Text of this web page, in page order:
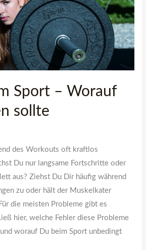
Sport – Worauf
sollte
des Workouts oft kraftlos
Du nur langsame Fortschritte oder
aus? Ziehst Du Dir häufig während
zu oder hält der Muskelkater
die meisten Probleme gibt es
hier, welche Fehler diese Probleme
worauf Du beim Sport unbedingt